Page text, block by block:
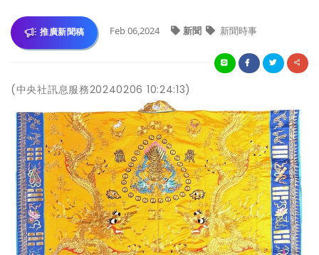
推廣新聞稿 Feb 06,2024 新聞 新聞時事
(中央社訊息服務20240206 10:24:13)